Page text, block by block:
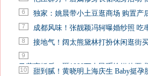
6 独家：姚晨带小土豆逛商场 购置产
7 成都风味！张靓颖冯轲曝婚纱照 吃
8 接地气！阔太熊黛林打扮休闲逛街
9
马蓉离婚后，砸1000万人民币给媒体要
10 甜到腻！黄晓明上海庆生 Baby挺孕